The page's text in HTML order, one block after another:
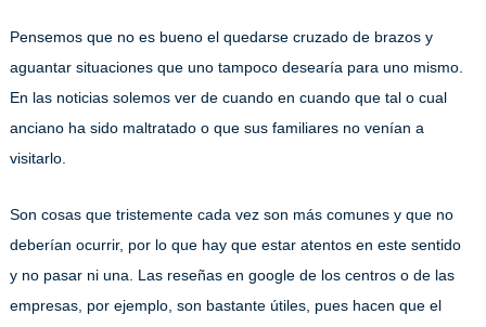
Pensemos que no es bueno el quedarse cruzado de brazos y
aguantar situaciones que uno tampoco desearía para uno mismo.
En las noticias solemos ver de cuando en cuando que tal o cual
anciano ha sido maltratado o que sus familiares no venían a
visitarlo.
Son cosas que tristemente cada vez son más comunes y que no
deberían ocurrir, por lo que hay que estar atentos en este sentido
y no pasar ni una. Las reseñas en google de los centros o de las
empresas, por ejemplo, son bastante útiles, pues hacen que el